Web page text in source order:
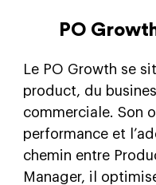
PO
Le PO Growth se
product, du
commerciale. Son
performance et
chemin entre
Manager, il